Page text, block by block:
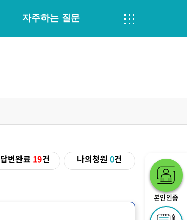
자주하는 질문
본인인증
답변완료 19건 나의청원0건